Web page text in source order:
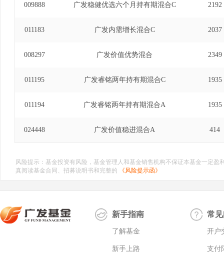
009888 广发稳健优选六个月持有期混合C 2192
011183 广发内需增长混合C 2037
008297 广发价值优势混合 2349
011195 广发睿铭两年持有期混合C 1935
011194 广发睿铭两年持有期混合A 1935
024448 广发价值稳进混合A 414
风险提示：基金投资有风险，基金管理人和基金销售机构不保证本基金一定
真阅读基金合同、招募说明书和完整的
《风险提示函》
新手指南
了解基金
新手上路
常
开户
支付